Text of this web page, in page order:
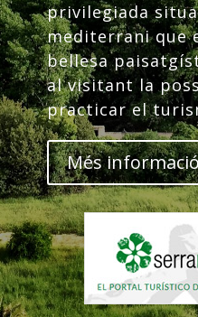
privilegiada
mediterrani que
bellesa
al visitant la
practicar el
Més